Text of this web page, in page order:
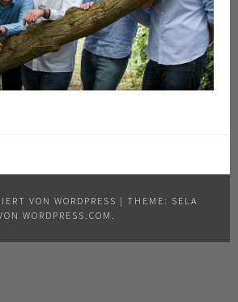
VON WORDPRESS | THEME: SELA
WORDPRESS.COM .